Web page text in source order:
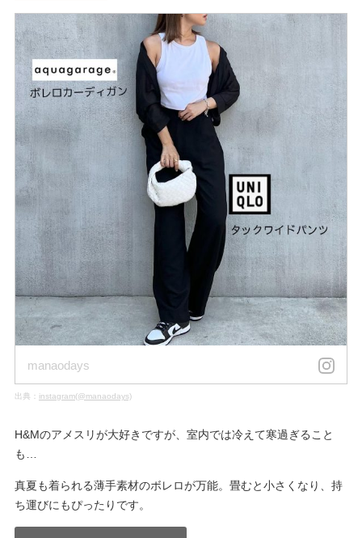
manaodays
出典： instagram(@manaodays)
H&Mのアメスリが大好きですが、室内では冷えて寒過ぎること
も…
真夏も着られる薄手素材のボレロが万能。畳むと小さくなり、持
ち運びにもぴったりです。